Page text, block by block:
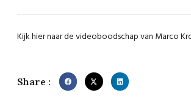
Kijk hier naar de videoboodschap van Marco
Share :